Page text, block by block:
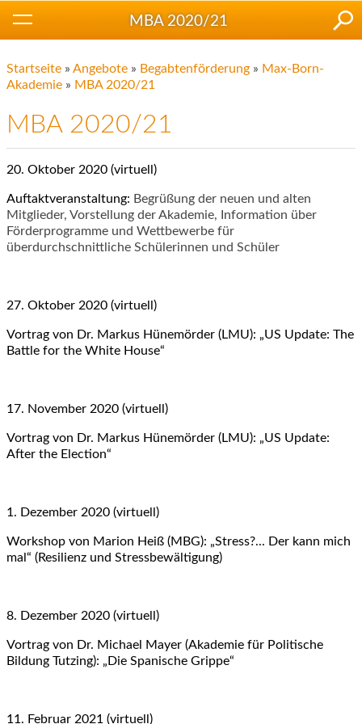
MBA 2020/21
Startseite » Angebote » Begabtenförderung » Max-Born-
Akademie » MBA 2020/21
MBA 2020/21
20. Oktober 2020 (virtuell)
Auftaktveranstaltung: Begrüßung der neuen und alten
Mitglieder, Vorstellung der Akademie, Information über
Förderprogramme und Wettbewerbe für
überdurchschnittliche Schülerinnen und Schüler
27. Oktober 2020 (virtuell)
Vortrag von Dr. Markus Hünemörder (LMU): „US Update: The
Battle for the White House“
17. November 2020 (virtuell)
Vortrag von Dr. Markus Hünemörder (LMU): „US Update:
After the Election“
1. Dezember 2020 (virtuell)
Workshop von Marion Heiß (MBG): „Stress?... Der kann mich
mal“ (Resilienz und Stressbewältigung)
8. Dezember 2020 (virtuell)
Vortrag von Dr. Michael Mayer (Akademie für Politische
Bildung Tutzing): „Die Spanische Grippe“
11. Februar 2021 (virtuell)